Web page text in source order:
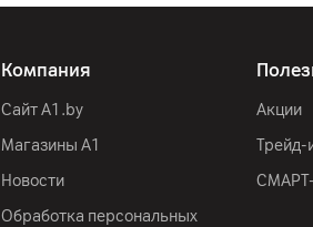
Компания
Сайт A1.by
Магазины А1
Новости
Обработка персональных
Акции
Трейд-